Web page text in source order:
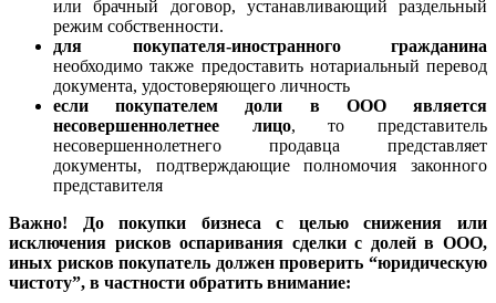
или брачный договор, устанавливающий раздельный
режим собственности.
для покупателя-иностранного гражданина
необходимо также предоставить нотариальный перевод
документа, удостоверяющего личность
если покупателем доли в ООО является
несовершеннолетнее лицо, то представитель
несовершеннолетнего продавца представляет
документы, подтверждающие полномочия законного
представителя
Важно!
До покупки бизнеса с целью снижения или
исключения рисков оспаривания сделки с долей в ООО,
иных рисков покупатель должен проверить “юридическую
чистоту”, в частности обратить внимание: